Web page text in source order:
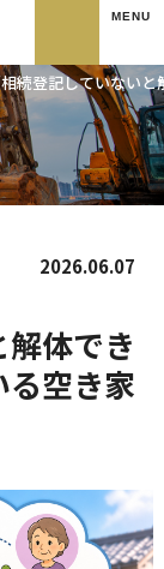
相続登記していない
2026.06.07
体でき
る空き家